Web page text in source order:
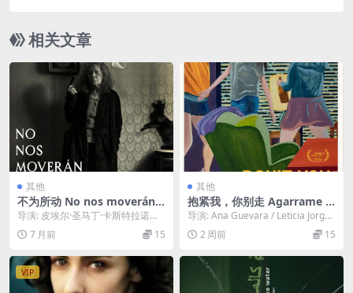
相关文章
其他
不为所动 No nos moverán
(2024)
导演: 皮埃尔·圣马丁·卡斯特拉诺斯
编剧: 伊克尔·科佩安·勒鲁克斯 / 皮
埃...7 月前 15
其他
抱紧我，你别走 Agarrame f
uerte (2024)
导演: Ana Guevara / Leticia Jorge
编剧: Ana ...
2 周前 15
VIP